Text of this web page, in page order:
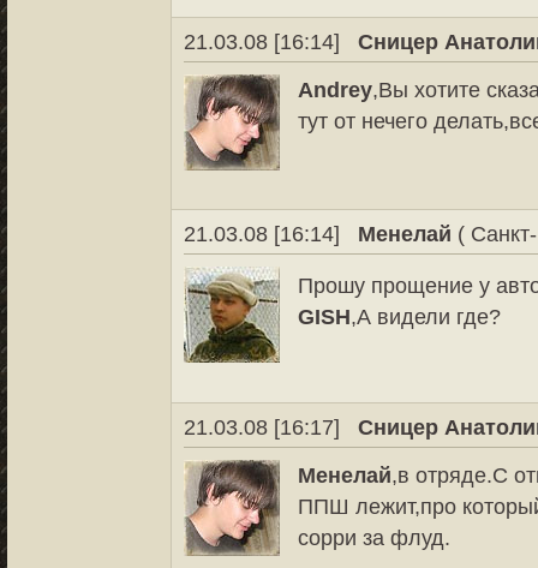
21.03.08 [16:14]
Сницер
Andrey,Вы хотите
тут от нечего
21.03.08 [16:14] Менелай (
Прошу прощение у
GISH,А видели где?
21.03.08 [16:17]
Сницер
Менелай,в отряде.С
ППШ лежит,про
сорри за флуд.